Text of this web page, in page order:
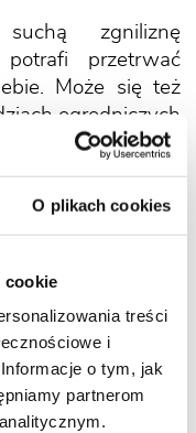
O plikach cookies
cookie
treści
i
o tym, jak
partnerom
zgniliznę
przetrwać
Może się też
ogrodniczych
2-3 tygodniach
i listkach siewek
tych miejscach
chorej kapusty
Chore rośliny
Jeśli kapusta
ich przekrojach